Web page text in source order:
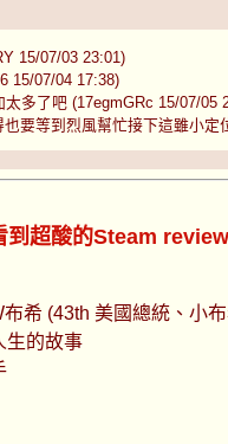
15/07/03 23:01)
15/07/04 17:38)
多了吧 (17egmGRc 15/07/05
要等到烈風幫忙接下這雖小
到超酸的Steam review
布希 (43th 美國總統、小
生的故事